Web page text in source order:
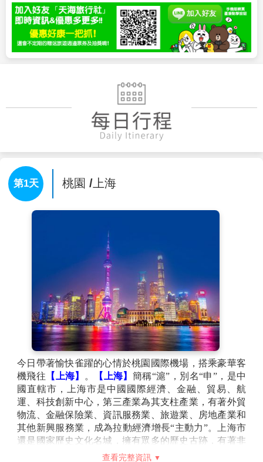
第1天 桃園 /上海
今日帶著愉快雀躍的心情於桃園國際機場，搭乘豪華客
機飛往 【上海】 。 【上海】 簡稱“滬”，別名“申”，是中
國直轄市，上海市是中國國際經濟、金融、貿易、航
運、科技創新中心，第三產業為其支柱產業，有著外貿
物流、金融保險業、資訊服務業、旅遊業、房地產業和
其他新興服務業，成為拉動經濟增長“主動力”。上海市
還是國家歷史文化名城，擁有眾多的歷史古跡，有著非
遺專案1114個、文物保護單位267處。上海市也是中國
查看完整資訊